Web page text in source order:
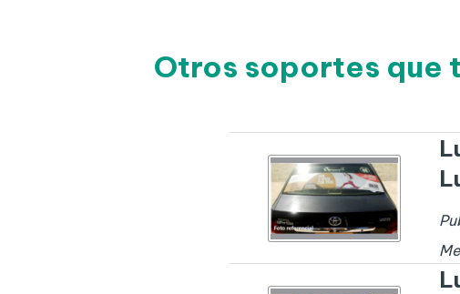
Otros soportes que